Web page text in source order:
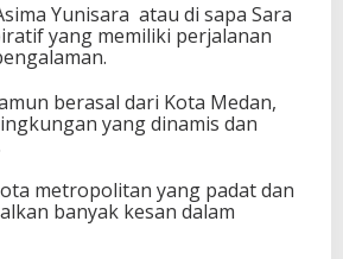
Yunisara atau di sapa Sara
yang memiliki perjalanan
berasal dari Kota Medan,
yang dinamis dan
metropolitan yang padat dan
banyak kesan dalam